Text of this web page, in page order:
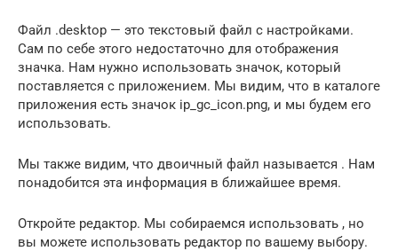
Файл .desktop — это текстовый файл с настройками.
Сам по себе этого недостаточно для отображения
значка. Нам нужно использовать значок, который
поставляется с приложением. Мы видим, что в каталоге
приложения есть значок ip_gc_icon.png, и мы будем его
использовать.
Мы также видим, что двоичный файл называется . Нам
понадобится эта информация в ближайшее время.
Откройте редактор. Мы собираемся использовать , но
вы можете использовать редактор по вашему выбору.